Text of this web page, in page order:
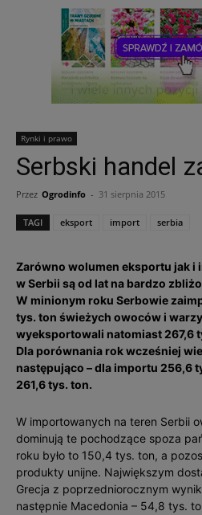
Rynki i prawo
Serbski handel
Przez Ogrodinfo - 31 sierpnia 2015
TAGI eksport import serbia
Zarówno wolumen eksportu jak
w Serbii są od lat na bardzo
W minionym roku Serbowie
tys. ton świeżych owoców i
wyeksportowali natomiast 267,6
Dla porównania rok wcześniej
następująco – dla importu 256,6
261,6 tys. ton.
W importowanych na teren Serbii
dominują te pochodzące spoza
roku było to 150,4 tys. ton, a
produkty unijne. Największym
Grecja z poprzedniorocznym
następnie Macedonia – 54,8 tys.